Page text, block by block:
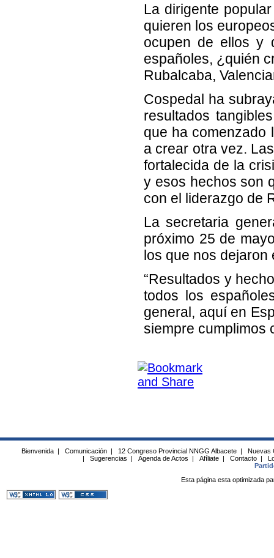
La dirigente
quieren los
ocupen de ellos y
españoles, ¿quién
Rubalcaba,
Cospedal ha
resultados
que ha comenzado
a crear otra vez.
fortalecida de la
y esos hechos son
con el liderazgo de
La secretaria
próximo 25 de
los que nos dejaron
“Resultados y
todos los
general, aquí en
siempre cumplimos
Bienvenida | Comunicación | 12 Congreso Provincial NNGG Albacete |
Nuevas
|
Sugerencias | Agenda de Actos | Afíliate | Contacto |
Esta página esta optimizada